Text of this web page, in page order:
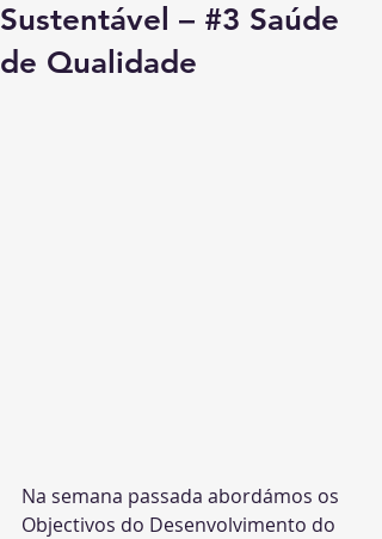
Sustentável – #3 Saúde
de Qualidade
Na semana passada abordámos os
Objectivos do Desenvolvimento do